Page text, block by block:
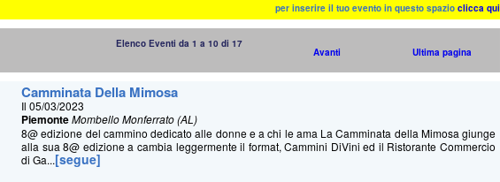
per inserire il tuo evento in questo spazio clicca qui
Elenco Eventi da 1 a 10 di 17
Avanti Ultima pagina
Camminata Della Mimosa
Il 05/03/2023
PiemonteMombello Monferrato (AL)
8@ edizione del cammino dedicato alle donne e a chi le ama La Camminata della Mimosa giunge
alla sua 8@ edizione a cambia leggermente il format, Cammini DiVini ed il Ristorante Commercio
di Ga...[segue]